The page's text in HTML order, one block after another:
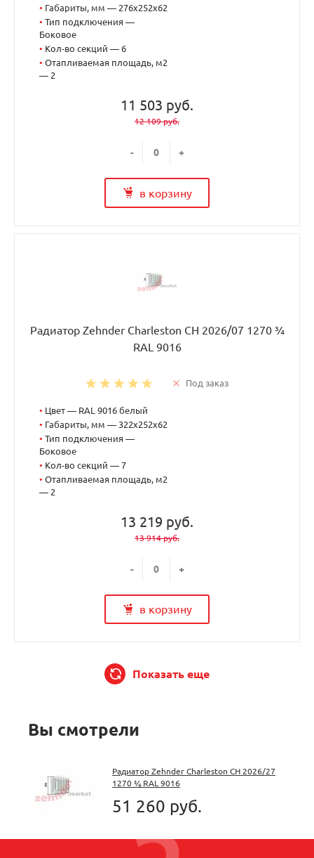
• Габариты, мм — 276x252x62
• Тип подключения —
Боковое
• Кол-во секций — 6
• Отапливаемая площадь, м2
— 2
11 503 руб.
12 109 руб.
- +
в корзину
Радиатор Zehnder Charleston CH 2026/07 1270 ¾
RAL 9016
Под заказ
• Цвет — RAL 9016 белый
• Габариты, мм — 322x252x62
• Тип подключения —
Боковое
• Кол-во секций — 7
• Отапливаемая площадь, м2
— 2
13 219 руб.
13 914 руб.
- +
в корзину
Показать еще
Вы смотрели
Радиатор Zehnder Charleston CH 2026/27
1270 ¾ RAL 9016
51 260 руб.